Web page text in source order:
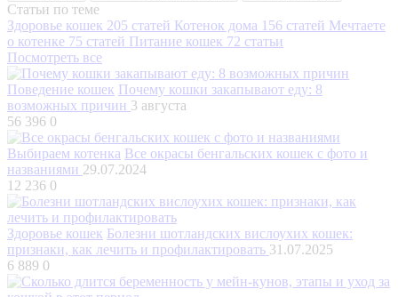
Статьи по теме
Здоровье кошек 205 статей Котенок дома 156 статей Мечтаете
о котенке 75 статей Питание кошек 72 статьи
Посмотреть все
Поведение кошек Почему кошки закапывают еду: 8
возможных причин 3 августа
56 396 0
Выбираем котенка Все окрасы бенгальских кошек с фото и
названиями 29.07.2024
12 236 0
Здоровье кошек Болезни шотландских вислоухих кошек:
признаки, как лечить и профилактировать 31.07.2025
6 889 0